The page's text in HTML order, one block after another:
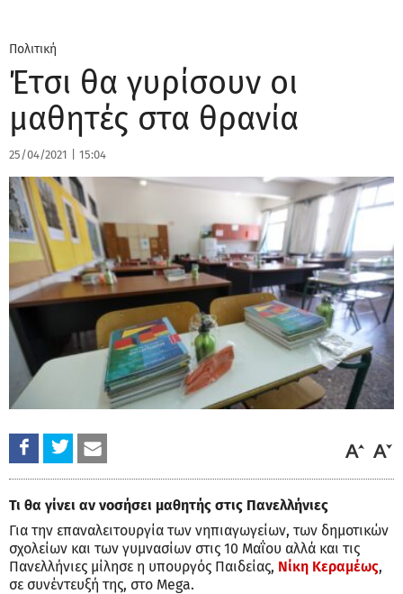
Πολιτική
Έτσι θα γυρίσουν οι
μαθητές στα θρανία
25/04/2021 15:04
Τι θα γίνει αν νοσήσει μαθητής στις Πανελλήνιες
Για την επαναλειτουργία των νηπιαγωγείων, των δημοτικών
σχολείων και των γυμνασίων στις 10 Μαΐου αλλά και τις
Πανελλήνιες μίλησε η υπουργός Παιδείας, Νίκη Κεραμέως,
σε συνέντευξή της, στο Mega.